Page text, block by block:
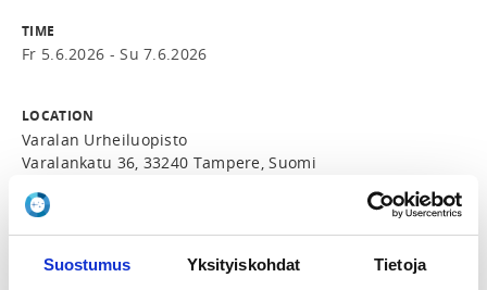
Suostumus Yksityiskohdat Tietoja
TIME
Fr 5.6.2026 -Su 7.6.2026
LOCATION
Varalan Urheiluopisto
Varalankatu 36, 33240 Tampere, Suomi
Tampere